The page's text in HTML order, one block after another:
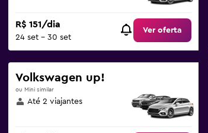
R$ 151/dia
24 set - 30 set
Ver oferta
Volkswagen up!
ou Mini similar
Até 2 viajantes